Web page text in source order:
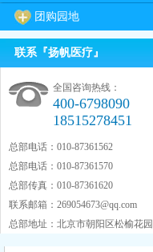
团购园地
联系『扬帆医疗』
全国咨询热线：
400-6798090
18515278451
总部电话：010-87361562
总部电话：010-87361570
总部传真：010-87361620
联系邮箱： 269054673@qq.com
总部地址：北京市朝阳区松榆花园